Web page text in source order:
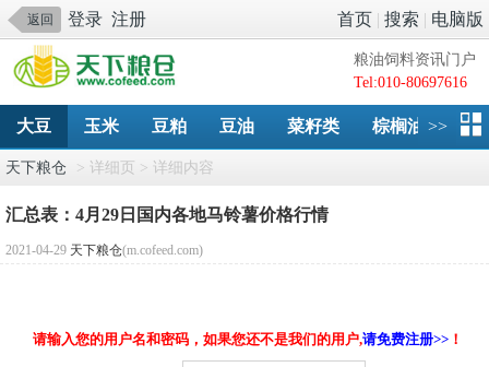
返回 登录 注册 首页 | 搜索 | 电脑版
粮油饲料资讯门户
Tel:010-80697616
大豆 玉米 豆粕 豆油 菜籽类 棕榈油 淀
>>
天下粮仓 > 详细页 > 详细内容
汇总表：4月29日国内各地马铃薯价格行情
2021-04-29 天下粮仓(m.cofeed.com)
请输入您的用户名和密码，如果您还不是我们的用户,请免费注册>>！